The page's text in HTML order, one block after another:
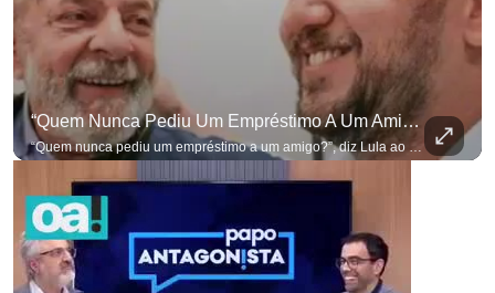
“Quem Nunca Pediu Um Empréstimo A Um Amigo?”, Diz Lula Ao Defender Seu Ex-Chefe De Gabinete
“Quem nunca pediu um empréstimo a um amigo?”, diz Lula ao defender seu ex-chefe de gabinete Marcola, que recebeu R$ 249 mil de uma empresa ligada a uma amiga de Lulinha. #OAntagonista Se você busca informação com credibilidade, inscreva-se agora e ative o